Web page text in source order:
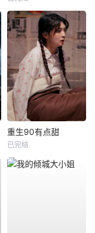
重生90有点甜
已完结